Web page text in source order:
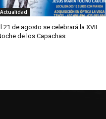
Actualidad
21 de agosto se celebrará la XVII
de los Capachas